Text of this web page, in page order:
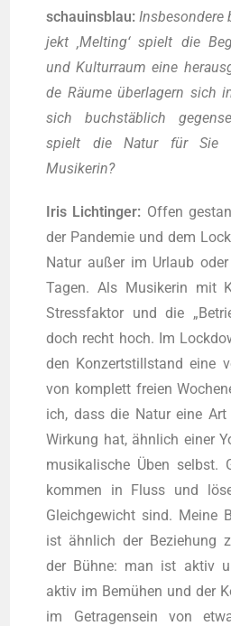
schau­ins­blau: Ins­be­son­de­re
jekt ‚Mel­ting‘ spielt die
und Kul­tur­raum eine
de Räu­me über­la­gern sich
sich buch­stäb­lich
spielt die Natur für Sie
Musikerin?
Iris Licht­in­ger: Offen
der Pan­de­mie und dem
Natur außer im Urlaub
Tagen. Als Musi­ke­rin mit
Stress­fak­tor und die
doch recht hoch. Im
den Kon­zert­still­stand eine
von kom­plett frei­en
ich, dass die Natur eine
Wir­kung hat, ähn­lich einer
musi­ka­li­sche Üben selbst.
kom­men in Fluss und
Gleich­ge­wicht sind. Mei­ne
ist ähn­lich der Bezie­hung
der Büh­ne: man ist aktiv
aktiv im Bemü­hen und der
im Getra­gen­sein von